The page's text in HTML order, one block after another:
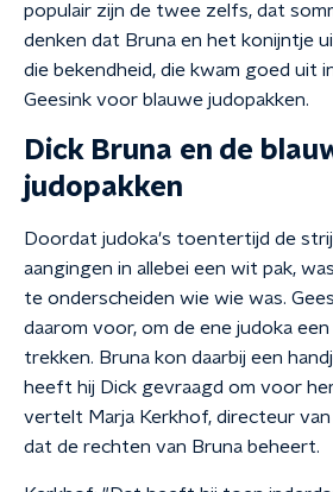
populair zijn de twee zelfs, dat
denken dat Bruna en het konijntje
die bekendheid, die kwam goed uit
Geesink voor blauwe judopakken.
Dick Bruna en de
judopakken
Doordat judoka's toentertijd de
aangingen in allebei een wit pak,
te onderscheiden wie wie was.
daarom voor, om de ene judoka
trekken. Bruna kon daarbij een
heeft hij Dick gevraagd om voor
vertelt Marja Kerkhof, directeur
dat de rechten van Bruna beheert.